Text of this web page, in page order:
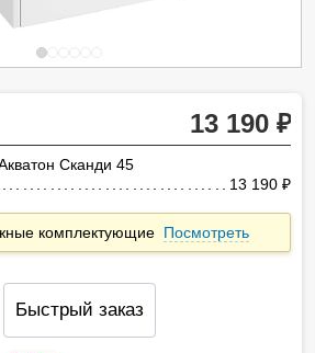
13 190
Сканди 45
13 190
комплектующие Посмотреть
Быстрый заказ